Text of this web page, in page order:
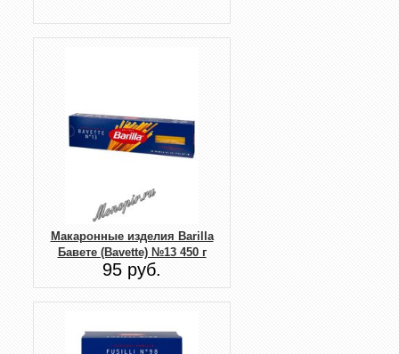
Макаронные изделия Barilla
Бавете (Bavette) №13 450 г
95 руб.